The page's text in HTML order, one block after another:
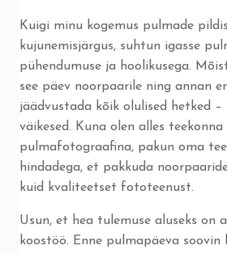
Kuigi minu kogemus pulmade
kujunemisjärgus, suhtun igasse
pühendumuse ja hoolikusega.
see päev noorpaarile ning annan
jäädvustada kõik olulised hetked –
väikesed. Kuna olen alles teekonna
pulmafotograafina, pakun oma
hindadega, et pakkuda
kuid kvaliteetset fototeenust.
Usun, et hea tulemuse aluseks on
koostöö. Enne pulmapäeva